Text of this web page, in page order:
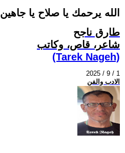
الله يرحمك يا صلاح يا جاهين
طارق ناجح
شاعر، قاص، وكاتب
(Tarek Nageh)
2025 / 9 / 1
الادب والفن